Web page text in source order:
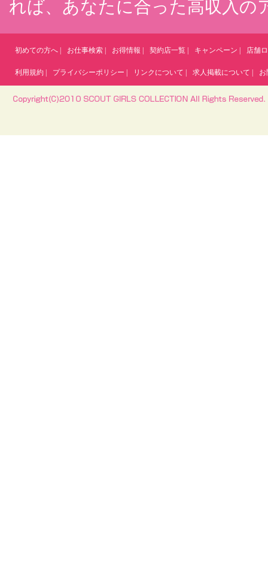
れば、あなたに合った高収入
初めての方へ お仕事検索 お得情報 契約店一覧 キャンペーン 店舗
利用規約 プライバシーポリシー リンクについて 求人掲載について お